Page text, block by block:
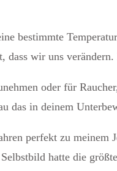
bestimmte
wir uns verändern.
oder für
das in deinem
perfekt zu
hatte die